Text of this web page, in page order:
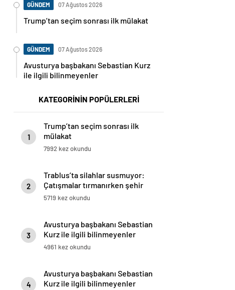
GÜNDEM 07 Ağustos 2026
Trump’tan seçim sonrası ilk mülakat
GÜNDEM 07 Ağustos 2026
Avusturya başbakanı Sebastian Kurz
ile ilgili bilinmeyenler
KATEGORİNİN POPÜLERLERİ
1
Trump’tan seçim sonrası ilk
mülakat
7992 kez okundu
2
Trablus’ta silahlar susmuyor:
Çatışmalar tırmanırken şehir
alarmda
5719 kez okundu
3
Avusturya başbakanı Sebastian
Kurz ile ilgili bilinmeyenler
4961 kez okundu
4
Avusturya başbakanı Sebastian
Kurz ile ilgili bilinmeyenler